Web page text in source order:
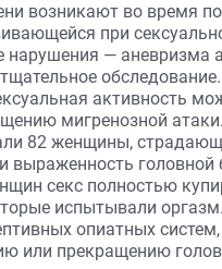
возникают во время
при
нарушения — аневризма
активность
мигренозной
82 женщины,
выраженность
секс полностью
испытывали
опиатных
или прекращению